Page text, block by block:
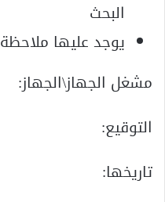
البحث
يوجد عليها ملاحظة
مشغل الجهاز\الجهاز:
التوقيع:
تاريخها: